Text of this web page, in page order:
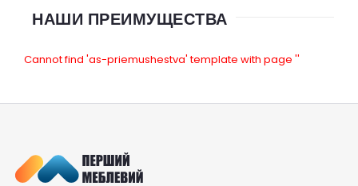
НАШИ ПРЕИМУЩЕСТВА
Cannot find 'as-priemushestva' template with page ''